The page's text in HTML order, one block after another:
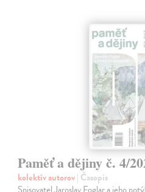
Paměť a dějiny č. 4/
kolektív autorov| Časopis